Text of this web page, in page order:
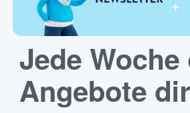
Jede
Angebote